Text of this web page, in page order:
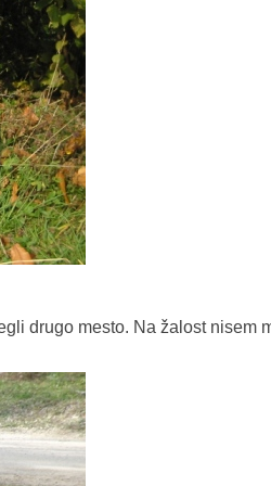
drugo mesto. Na žalost nisem